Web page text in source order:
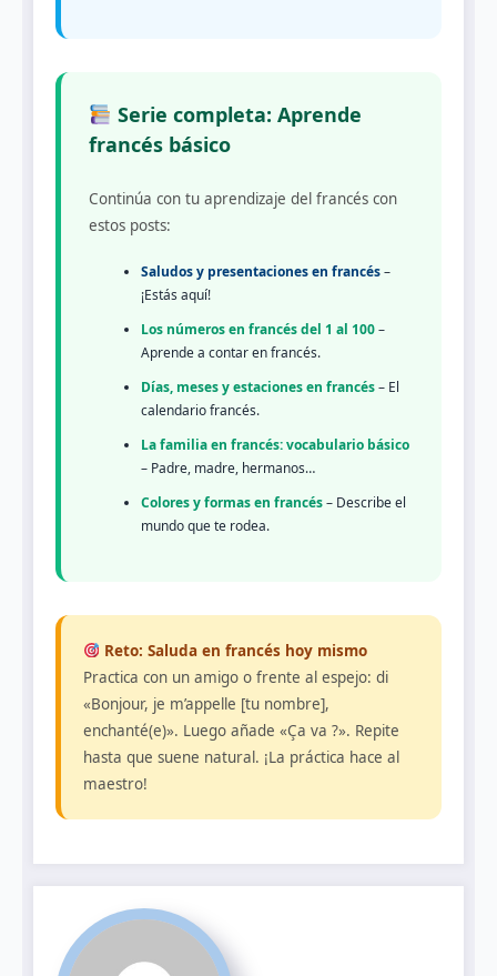
Serie completa: Aprende
francés básico
Continúa con tu aprendizaje del francés con
estos posts:
Saludos y presentaciones en francés–
¡Estás aquí!
Los números en francés del 1 al 100–
Aprende a contar en francés.
Días, meses y estaciones en francés– El
calendario francés.
La familia en francés: vocabulario básico
– Padre, madre, hermanos…
Colores y formas en francés– Describe el
mundo que te rodea.
Reto: Saluda en francés hoy mismo
Practica con un amigo o frente al espejo: di
«Bonjour, je m’appelle [tu nombre],
enchanté(e)». Luego añade «Ça va ?». Repite
hasta que suene natural. ¡La práctica hace al
maestro!